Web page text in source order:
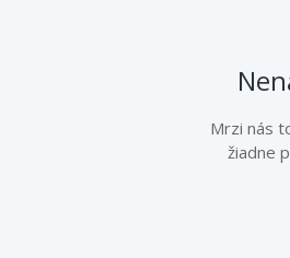
Mrzi nás
žiadne